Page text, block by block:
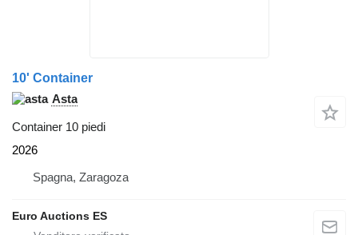
10' Container
Asta
Container 10 piedi
2026
Spagna, Zaragoza
Euro Auctions ES